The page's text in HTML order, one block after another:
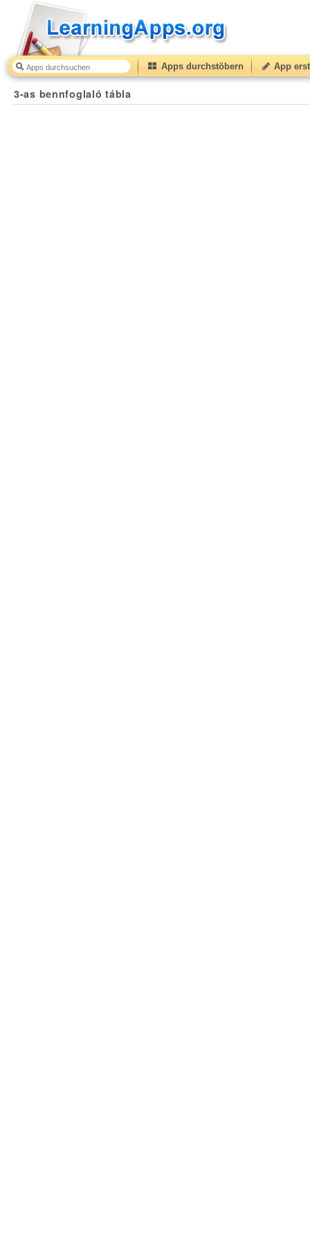
Apps durchstöbern App
3-as bennfoglaló tábla
3-as bennfoglaló tábla 30(from10to 50 ) based on6